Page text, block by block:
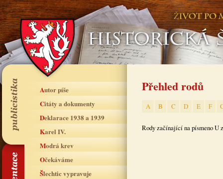
Autor píše
Citáty a dokumenty
Deklarace 1938 a 1939
Karel IV.
Modrá krev
Očekáváme
Šlechtic vypravuje
Přehled rodů
A B C D E F
Rody začínající na písmeno U